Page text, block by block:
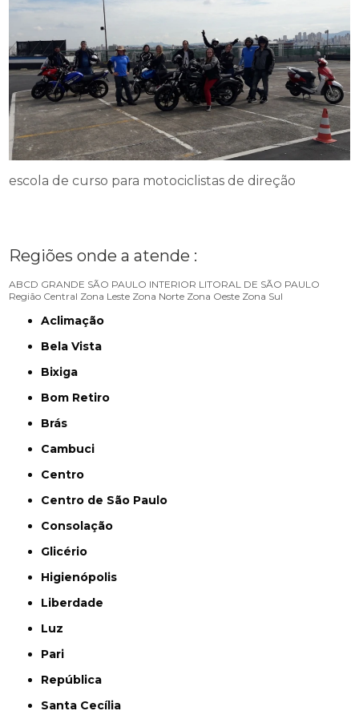
escola de curso para motociclistas de direção
Regiões onde a atende :
ABCD GRANDE SÃO PAULO INTERIOR LITORAL DE SÃO PAULO
Região Central Zona Leste Zona Norte Zona Oeste Zona Sul
Aclimação
Bela Vista
Bixiga
Bom Retiro
Brás
Cambuci
Centro
Centro de São Paulo
Consolação
Glicério
Higienópolis
Liberdade
Luz
Pari
República
Santa Cecília